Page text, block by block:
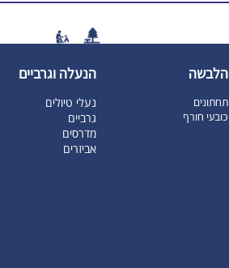
הלבשה
תחתונים
כובעי חורף
הנעלה וגרביים
נעלי טיולים
גרביים
מדרסים
אביזרים